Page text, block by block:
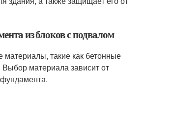
из блоков с подвалом
материалы, такие как бетонные
материала зависит от
фундамента.